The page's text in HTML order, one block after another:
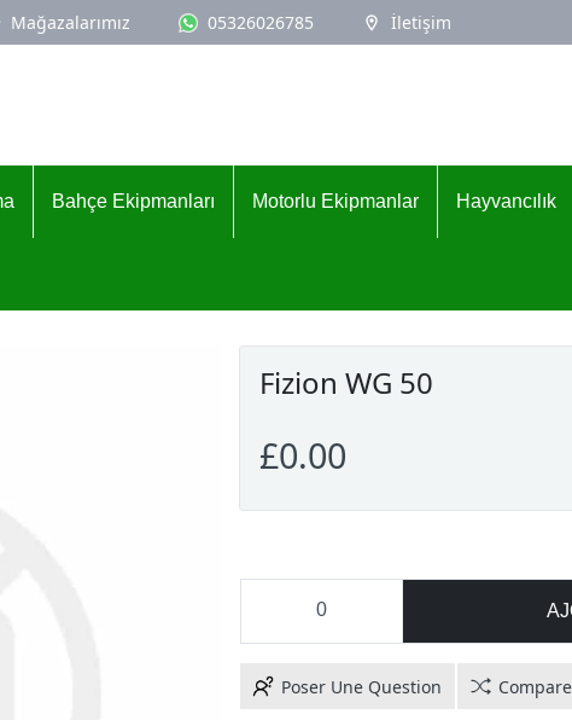
Mağazalarımız 05326026785 İletişim
Bahçe Ekipmanları Motorlu Ekipmanlar Hayvancılık
Fizion WG 50
£0.00
Poser Une Question